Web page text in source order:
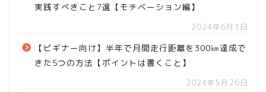
実践すべきこと7選【モチベーション編】
2024年6月1日
【ビギナー向け】半年で月間走行距離を300㎞達成で
きた5つの方法【ポイントは書くこと】
2024年5月26日